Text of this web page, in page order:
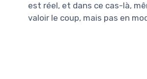
est réel, et dans ce cas-là,
valoir le coup, mais pas en